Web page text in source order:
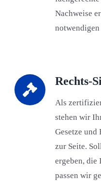
Nachweise
Rechts-
Als
stehen wir
Gesetze und
zur Seite.
ergeben, die
passen wir